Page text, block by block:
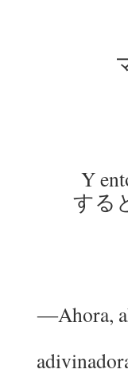
Y
する
―Ahora,